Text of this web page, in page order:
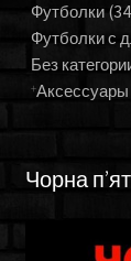
Футболки
Футболки с
Без
Аксессуары
Чорна